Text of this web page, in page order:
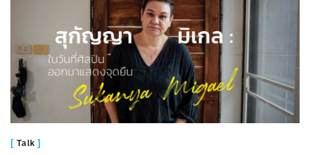
Talk